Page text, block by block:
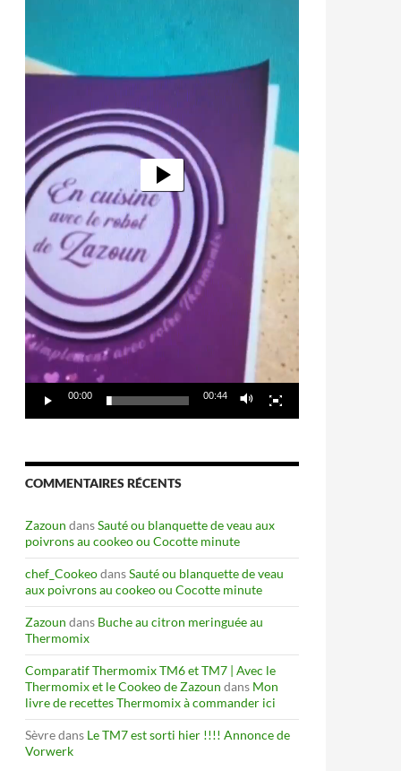
00:00 00:44
COMMENTAIRES RÉCENTS
Zazoun dansSauté ou blanquette de veau aux
poivrons au cookeo ou Cocotte minute
chef_CookeodansSauté ou blanquette de veau
aux poivrons au cookeo ou Cocotte minute
Zazoun dans Buche au citron meringuée au
Thermomix
Comparatif Thermomix TM6 et TM7 | Avec le
Thermomix et le Cookeo de Zazoun dans Mon
livre de recettes Thermomix à commander ici
Sèvredans Le TM7 est sorti hier !!!! Annonce de
Vorwerk